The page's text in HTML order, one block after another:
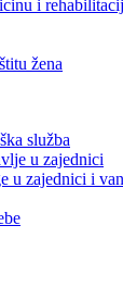
i
žena
služba
u zajednici
u zajednici i